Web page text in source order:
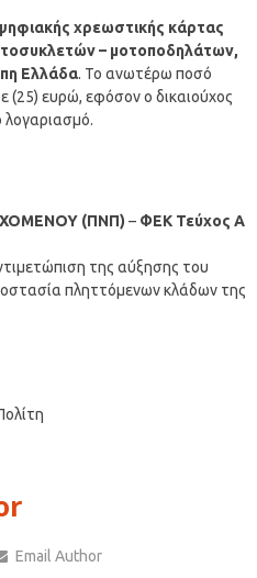
χρεωστικής κάρτας
– μοτοποδηλάτων,
Ελλάδα. Το ανωτέρω ποσό
(25) ευρώ, εφόσον ο δικαιούχος
λογαριασμό.
(ΠΝΠ) – ΦΕΚ Τεύχος Α
της αύξησης του
πληττόμενων κλάδων της
Email Author